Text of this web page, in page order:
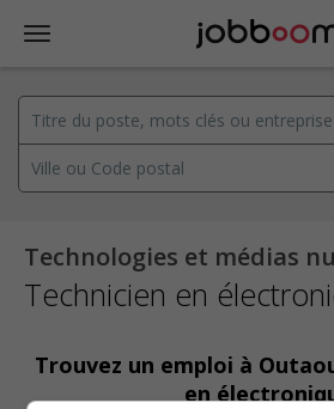
Technologies et médias
Technicien en
Trouvez un emploi à
en